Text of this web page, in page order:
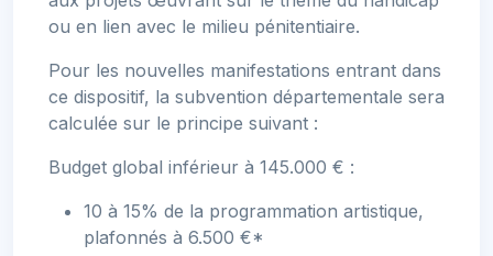
ou en lien avec le milieu pénitentiaire.
Pour les nouvelles manifestations entrant dans
ce dispositif, la subvention départementale sera
calculée sur le principe suivant :
Budget global inférieur à 145.000 € :
10 à 15% de la programmation artistique,
plafonnés à 6.500 €*